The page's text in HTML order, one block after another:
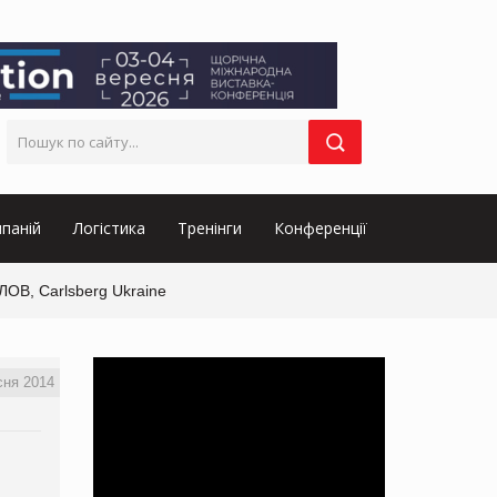
Логістика Тренінги Конференції
Carlsberg Ukraine
2014